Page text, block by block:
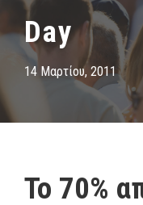
Day
14 Μαρτίου, 2011
Το 70%